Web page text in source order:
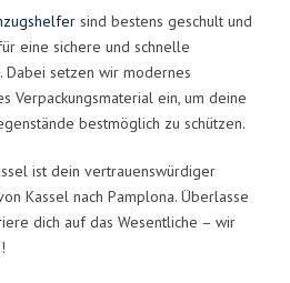
sind bestens geschult und
eine sichere und schnelle
Dabei setzen wir modernes
Verpackungsmaterial ein, um deine
bestmöglich zu schützen.
ist dein vertrauenswürdiger
Kassel nach Pamplona. Überlasse
dich auf das Wesentliche – wir